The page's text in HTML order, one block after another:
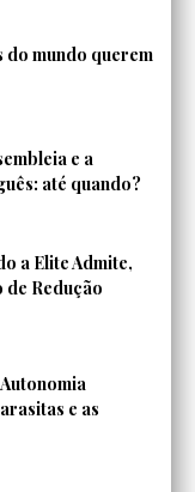
do mundo querem
e a
até quando?
a Elite Admite,
de Redução
e as